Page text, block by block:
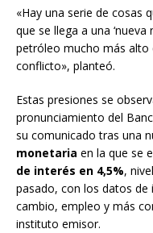
«Hay una serie de cosas
que se llega a una
petróleo mucho más alto
conflicto», planteó.
Estas presiones se
pronunciamiento del
su comunicado tras una
monetaria en la que se
de interés en 4,5%,
pasado, con los datos
cambio, empleo y más
instituto emisor.